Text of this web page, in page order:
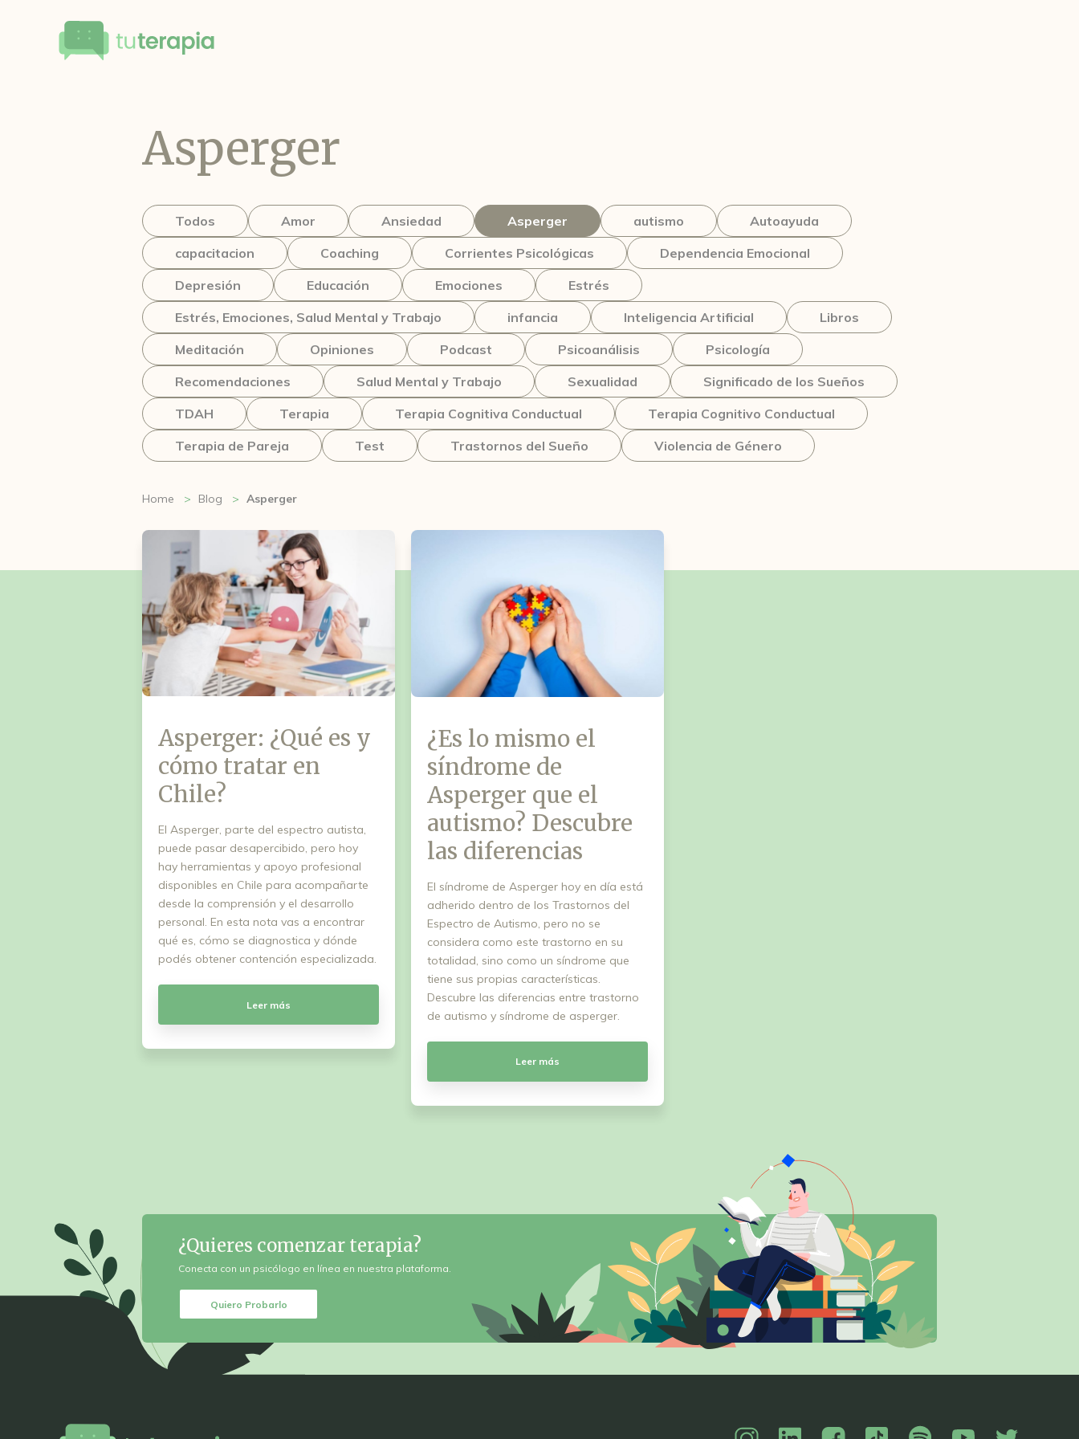
Asperger
Todos Amor Ansiedad Asperger autismo
Autoayuda
capacitacion
Coaching Corrientes Psicológicas
Dependencia Emocional
Depresión
Educación Emociones
Estrés
Estrés, Emociones, Salud Mental y Trabajo
infancia Inteligencia Artificial
Libros
Meditación
Opiniones Podcast Psicoanálisis
Psicología
Recomendaciones
Salud Mental y Trabajo Sexualidad
Significado de los Sueños
TDAH
Terapia Terapia Cognitiva Conductual
Terapia Cognitivo Conductual
Terapia de Pareja
Test Trastornos del Sueño Violencia de Género
Home Blog Asperger
Asperger: ¿Qué es y
cómo tratar en
Chile?
El Asperger, parte del espectro autista,
puede pasar desapercibido, pero hoy
hay herramientas y apoyo profesional
disponibles en Chile para acompañarte
desde la comprensión y el desarrollo
personal. En esta nota vas a encontrar
qué es, cómo se diagnostica y dónde
podés obtener contención especializada.
Leer más
¿Es lo mismo el
síndrome de
Asperger que el
autismo? Descubre
las diferencias
El síndrome de Asperger hoy en día está
adherido dentro de los Trastornos del
Espectro de Autismo, pero no se
considera como este trastorno en su
totalidad, sino como un síndrome que
tiene sus propias características.
Descubre las diferencias entre trastorno
de autismo y síndrome de asperger.
Leer más
¿Quieres comenzar terapia?
Conecta con un psicólogo en línea en nuestra plataforma.
Quiero Probarlo